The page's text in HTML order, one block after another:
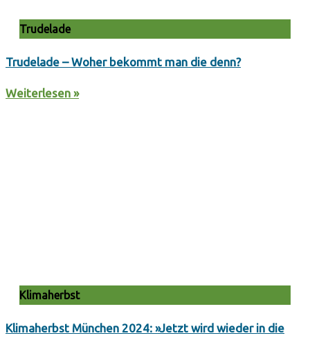
Trudelade
Trudelade – Woher bekommt man die denn?
Weiterlesen »
Klimaherbst
Klimaherbst München 2024: »Jetzt wird wieder in die